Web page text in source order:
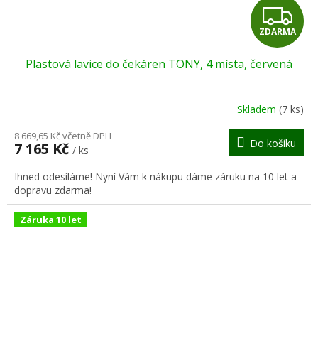
Z
D
A
R
M
A
ZDARMA
Plastová lavice do čekáren TONY, 4 místa, červená
Skladem (7 ks)
8 669,65 Kč včetně DPH
7 165 Kč / ks
Do košíku
Ihned odesíláme! Nyní Vám k nákupu dáme záruku na 10 let a
dopravu zdarma!
Záruka 10 let